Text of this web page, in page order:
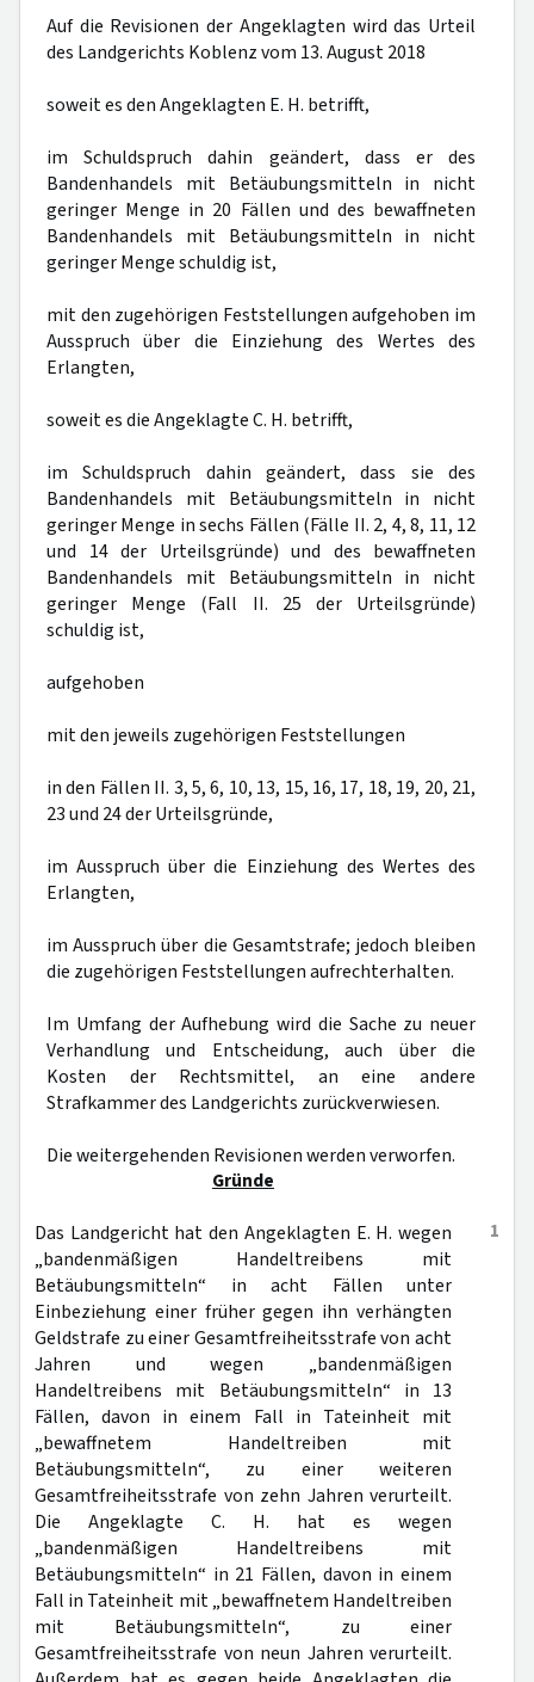
Auf die Revisionen der Angeklagten wird das Urteil
des Landgerichts Koblenz vom 13. August 2018
soweit es den Angeklagten E. H. betrifft,
im Schuldspruch dahin geändert, dass er des
Bandenhandels mit Betäubungsmitteln in nicht
geringer Menge in 20 Fällen und des bewaffneten
Bandenhandels mit Betäubungsmitteln in nicht
geringer Menge schuldig ist,
mit den zugehörigen Feststellungen aufgehoben im
Ausspruch über die Einziehung des Wertes des
Erlangten,
soweit es die Angeklagte C. H. betrifft,
im Schuldspruch dahin geändert, dass sie des
Bandenhandels mit Betäubungsmitteln in nicht
geringer Menge in sechs Fällen (Fälle II. 2, 4, 8, 11, 12
und 14 der Urteilsgründe) und des bewaffneten
Bandenhandels mit Betäubungsmitteln in nicht
geringer Menge (Fall II. 25 der Urteilsgründe)
schuldig ist,
aufgehoben
mit den jeweils zugehörigen Feststellungen
in den Fällen II. 3, 5, 6, 10, 13, 15, 16, 17, 18, 19, 20, 21,
23 und 24 der Urteilsgründe,
im Ausspruch über die Einziehung des Wertes des
Erlangten,
im Ausspruch über die Gesamtstrafe; jedoch bleiben
die zugehörigen Feststellungen aufrechterhalten.
Im Umfang der Aufhebung wird die Sache zu neuer
Verhandlung und Entscheidung, auch über die
Kosten der Rechtsmittel, an eine andere
Strafkammer des Landgerichts zurückverwiesen.
Die weitergehenden Revisionen werden verworfen.
Gründe
1
Das Landgericht hat den Angeklagten E. H. wegen
„bandenmäßigen Handeltreibens mit
Betäubungsmitteln“ in acht Fällen unter
Einbeziehung einer früher gegen ihn verhängten
Geldstrafe zu einer Gesamtfreiheitsstrafe von acht
Jahren und wegen „bandenmäßigen
Handeltreibens mit Betäubungsmitteln“ in 13
Fällen, davon in einem Fall in Tateinheit mit
„bewaffnetem Handeltreiben mit
Betäubungsmitteln“, zu einer weiteren
Gesamtfreiheitsstrafe von zehn Jahren verurteilt.
Die Angeklagte C. H. hat es wegen
„bandenmäßigen Handeltreibens mit
Betäubungsmitteln“ in 21 Fällen, davon in einem
Fall in Tateinheit mit „bewaffnetem Handeltreiben
mit Betäubungsmitteln“, zu einer
Gesamtfreiheitsstrafe von neun Jahren verurteilt.